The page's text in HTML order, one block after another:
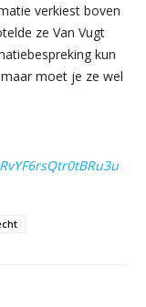
verkiest boven
ze Van Vugt
kun
moet je ze wel